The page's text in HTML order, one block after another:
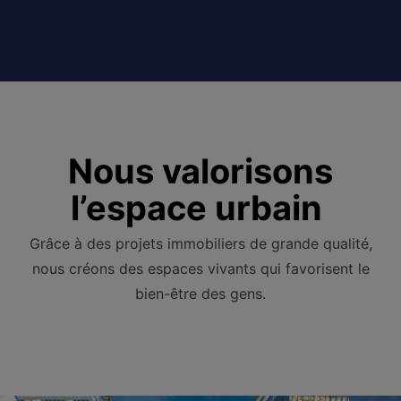
Nous valorisons
l’espace urbain
Grâce à des projets immobiliers de grande qualité,
nous créons des espaces vivants qui favorisent le
bien-être des gens.